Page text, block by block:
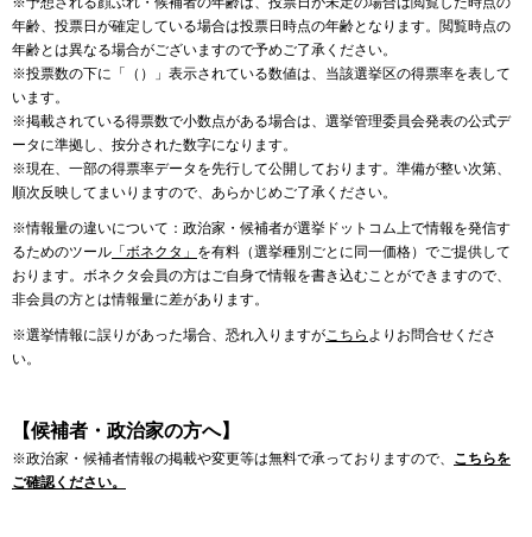
年齢、投票日が確定している場合は投票日時点の年齢となります。閲覧時点の
年齢とは異なる場合がございますので予めご了承ください。
※投票数の下に「（）」表示されている数値は、当該選挙区の得票率を表して
います。
※掲載されている得票数で小数点がある場合は、選挙管理委員会発表の公式デ
ータに準拠し、按分された数字になります。
※現在、一部の得票率データを先行して公開しております。準備が整い次第、
順次反映してまいりますので、あらかじめご了承ください。
※情報量の違いについて：政治家・候補者が選挙ドットコム上で情報を発信す
るためのツール 「ボネクタ」 を有料（選挙種別ごとに同一価格）でご提供して
おります。ボネクタ会員の方はご自身で情報を書き込むことができますので、
非会員の方とは情報量に差があります。
※選挙情報に誤りがあった場合、恐れ入りますがこちら よりお問合せくださ
い。
【候補者・政治家の方へ】
※政治家・候補者情報の掲載や変更等は無料で承っておりますので、 こちらを
ご確認ください。